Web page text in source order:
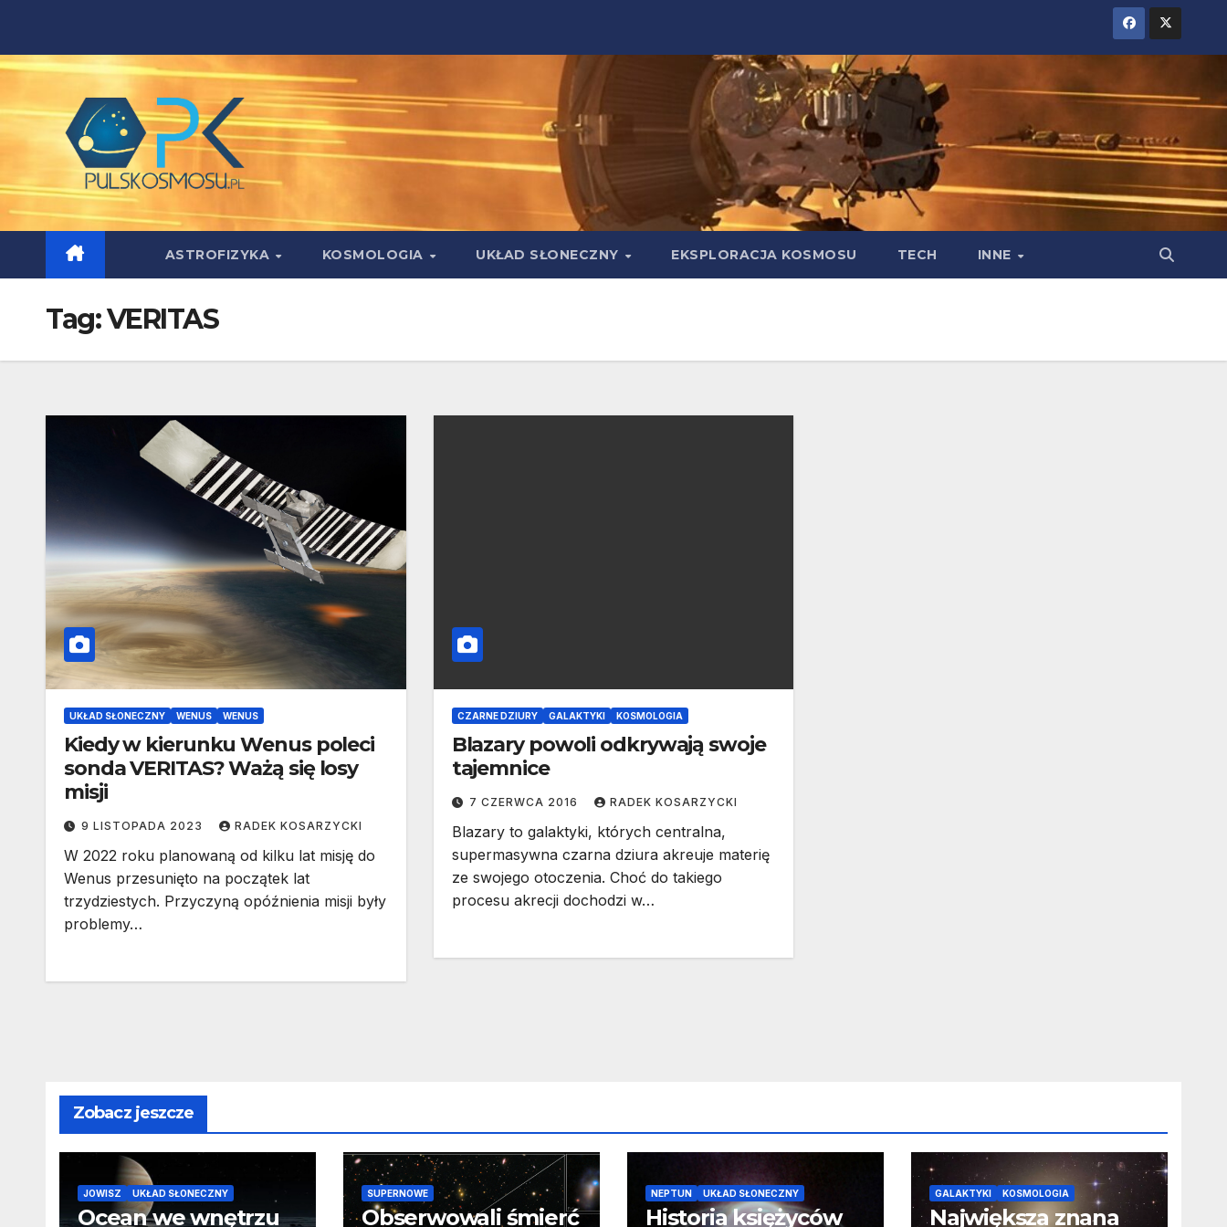
content
ASTROFIZYKA KOSMOLOGIA UKŁAD SŁONECZNY EKSPLORACJA KOSMOSU TECH INNE
Tag:VERITAS
UKŁAD SŁONECZNY WENUS WENUS
Kiedy w kierunku Wenus poleci
sonda VERITAS? Ważą się losy
misji
9 LISTOPADA 2023 RADEK KOSARZYCKI
W 2022 roku planowaną od kilku lat misję do
Wenus przesunięto na początek lat
trzydziestych. Przyczyną opóźnienia misji były
problemy…
CZARNE DZIURY GALAKTYKI KOSMOLOGIA
Blazary powoli odkrywają swoje
tajemnice
7 CZERWCA 2016 RADEK KOSARZYCKI
Blazary to galaktyki, których centralna,
supermasywna czarna dziura akreuje materię
ze swojego otoczenia. Choć do takiego
procesu akrecji dochodzi w…
Zobacz jeszcze
JOWISZ UKŁAD SŁONECZNY
Ocean we wnętrzu
SUPERNOWE
Obserwowali śmierć
NEPTUN UKŁAD SŁONECZNY
Historia księżyców
GALAKTYKI KOSMOLOGIA
Największa znana